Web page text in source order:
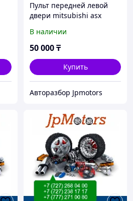
Пульт передней левой
двери mitsubishi asx
В наличии
50 000₸
Купить
Авторазбор Jpmotors